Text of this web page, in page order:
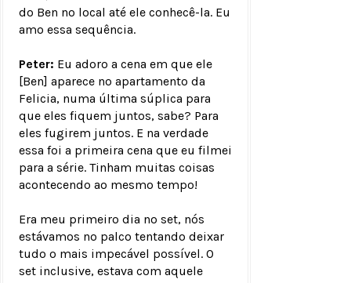
do Ben no local até ele conhecê-la. Eu
amo essa sequência.
Peter: Eu adoro a cena em que ele
[Ben] aparece no apartamento da
Felicia, numa última súplica para
que eles fiquem juntos, sabe? Para
eles fugirem juntos. E na verdade
essa foi a primeira cena que eu filmei
para a série. Tinham muitas coisas
acontecendo ao mesmo tempo!
Era meu primeiro dia no set, nós
estávamos no palco tentando deixar
tudo o mais impecável possível. O
set inclusive, estava com aquele